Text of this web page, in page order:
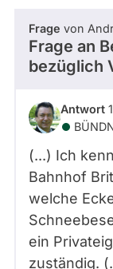
Frage von
Frage an
bezüglich
Antwort
(...) Ich
Bahnhof
welche
ein
zuständig.